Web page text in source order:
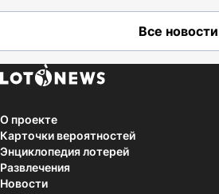
Все новости
О проекте
Карточки вероятностей
Энциклопедия лотерей
Развлечения
Новости